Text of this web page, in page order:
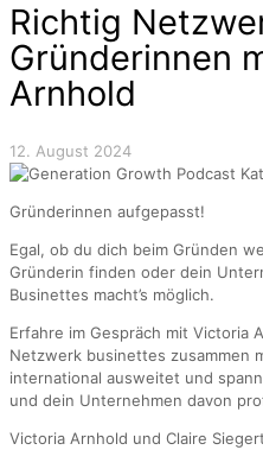
Richtig
Gründerinnen
Arnhold
12. August 2024
Gründerinnen aufgepasst!
Egal, ob du dich beim Gründen
Gründerin finden oder dein
Businettes macht’s möglich.
Erfahre im Gespräch mit Victoria
Netzwerk businettes zusammen
international ausweitet und
und dein Unternehmen davon
Victoria Arnhold und Claire